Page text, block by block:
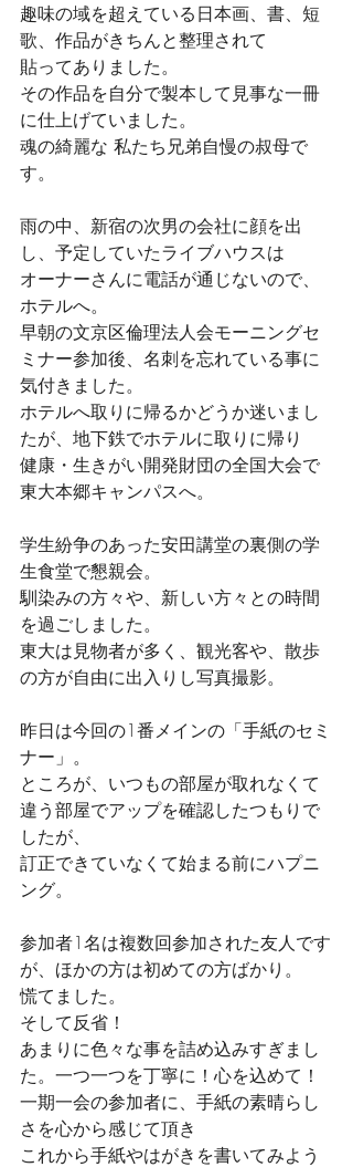
趣味の域を超えている日本画、書、短
歌、作品がきちんと整理されて
貼ってありました。
その作品を自分で製本して見事な一冊
に仕上げていました。
魂の綺麗な 私たち兄弟自慢の叔母で
す。
雨の中、新宿の次男の会社に顔を出
し、予定していたライブハウスは
オーナーさんに電話が通じないので、
ホテルへ。
早朝の文京区倫理法人会モーニングセ
ミナー参加後、名刺を忘れている事に
気付きました。
ホテルへ取りに帰るかどうか迷いまし
たが、地下鉄でホテルに取りに帰り
健康・生きがい開発財団の全国大会で
東大本郷キャンパスへ。
学生紛争のあった安田講堂の裏側の学
生食堂で懇親会。
馴染みの方々や、新しい方々との時間
を過ごしました。
東大は見物者が多く、観光客や、散歩
の方が自由に出入りし写真撮影。
昨日は今回の1番メインの「手紙のセミ
ナー」。
ところが、いつもの部屋が取れなくて
違う部屋でアップを確認したつもりで
したが、
訂正できていなくて始まる前にハプニ
ング。
参加者1名は複数回参加された友人です
が、ほかの方は初めての方ばかり。
慌てました。
そして反省！
あまりに色々な事を詰め込みすぎまし
た。一つ一つを丁寧に！心を込めて！
一期一会の参加者に、手紙の素晴らし
さを心から感じて頂き
これから手紙やはがきを書いてみよう